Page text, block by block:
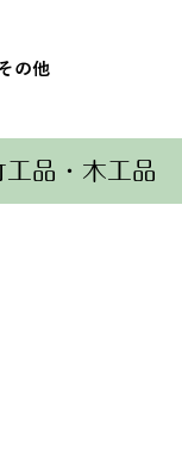
の他
工品・木工品